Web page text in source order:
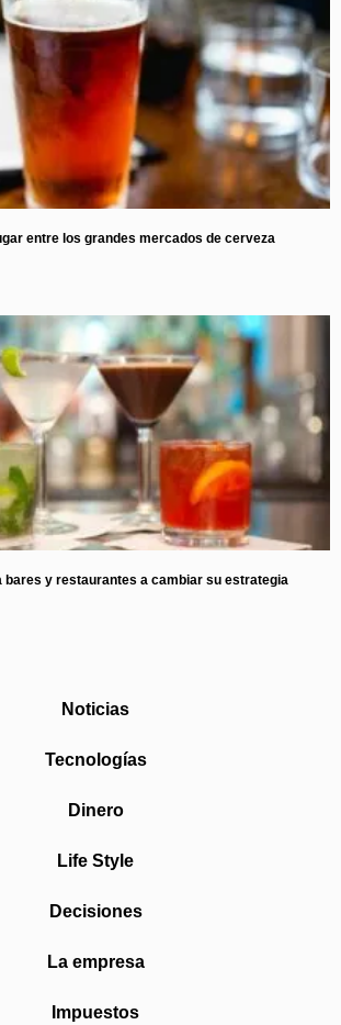
entre los grandes mercados de cerveza
bares y restaurantes a cambiar su estrategia
Noticias
Tecnologías
Dinero
Life Style
Decisiones
La empresa
Impuestos